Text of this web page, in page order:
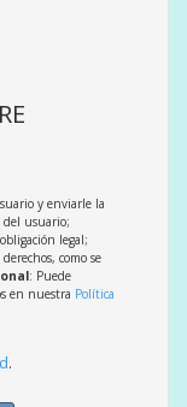
y enviarle la
usuario;
legal;
como se
: Puede
en nuestra Política
.